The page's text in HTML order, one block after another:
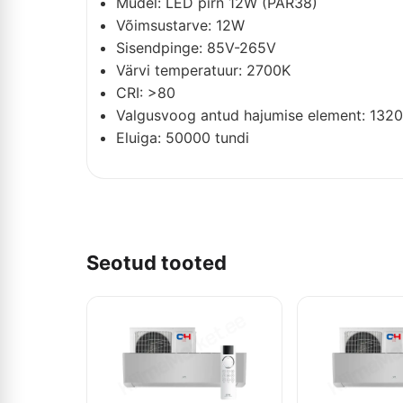
Võimsustarve: 12W
Sisendpinge: 85V-265V
Värvi temperatuur: 2700K
CRI: >80
Valgusvoog antud hajumise element:
Eluiga: 50000 tundi
Seotud tooted